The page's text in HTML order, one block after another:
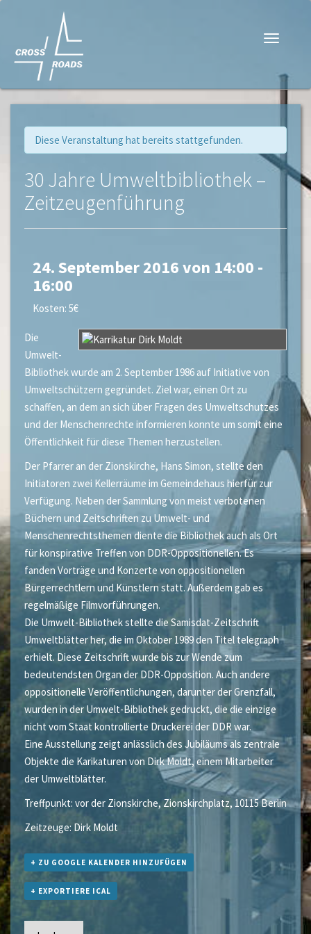
Diese Veranstaltung hat bereits stattgefunden.
30 Jahre Umweltbibliothek –
Zeitzeugenführung
24. September 2016 von 14:00 -
16:00
Kosten: 5€
Die
Umwelt-
Bibliothek wurde am 2. September 1986 auf Initiative von
Umweltschützern gegründet. Ziel war, einen Ort zu
schaffen, an dem an sich über Fragen des Umweltschutzes
und der Menschenrechte informieren konnte um somit eine
Öffentlichkeit für diese Themen herzustellen.
Der Pfarrer an der Zionskirche, Hans Simon, stellte den
Initiatoren zwei Kellerräume im Gemeindehaus hierfür zur
Verfügung. Neben der Sammlung von meist verbotenen
Büchern und Zeitschriften zu Umwelt- und
Menschenrechtsthemen diente die Bibliothek auch als Ort
für konspirative Treffen von DDR-Oppositionellen. Es
fanden Vorträge und Konzerte von oppositionellen
Bürgerrechtlern und Künstlern statt. Außerdem gab es
regelmäßige Filmvorführungen.
Die Umwelt-Bibliothek stellte die Samisdat-Zeitschrift
Umweltblätter her, die im Oktober 1989 den Titel telegraph
erhielt. Diese Zeitschrift wurde bis zur Wende zum
bedeutendsten Organ der DDR-Opposition. Auch andere
oppositionelle Veröffentlichungen, darunter der Grenzfall,
wurden in der Umwelt-Bibliothek gedruckt, die die einzige
nicht vom Staat kontrollierte Druckerei der DDR war.
Eine Ausstellung zeigt anlässlich des Jubiläums als zentrale
Objekte die Karikaturen von Dirk Moldt, einem Mitarbeiter
der Umweltblätter.
Treffpunkt: vor der Zionskirche, Zionskirchplatz, 10115 Berlin
Zeitzeuge: Dirk Moldt
+ ZU GOOGLE KALENDER HINZUFÜGEN
+ EXPORTIERE ICAL